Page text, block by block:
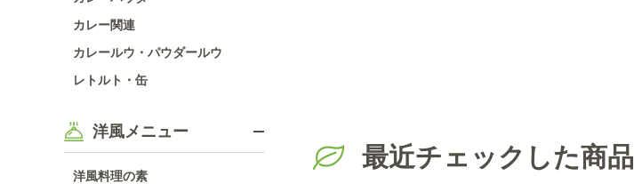
カレー関連
カレールウ・パウダールウ
レトルト・缶
洋風メニュー
洋風料理の素
最近チェックした商品